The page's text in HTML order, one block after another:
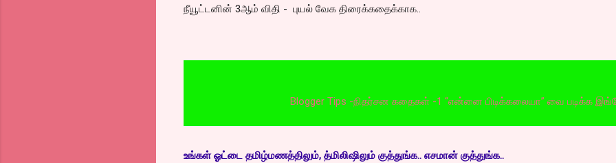
நீயூட்டனின் 3ஆம் விதி - புயல் வேக திரைக்கதைக்காக..
Blogger Tips -நிதர்சன கதைகள் -1 “என்னை பிடிக்கலையா” வை படிக்க இங்கே
உங்கள் ஓட்டை தமிழ்மணத்திலும், த்மிலிஷிலும் குத்துங்க.. எசமான் குத்துங்க..